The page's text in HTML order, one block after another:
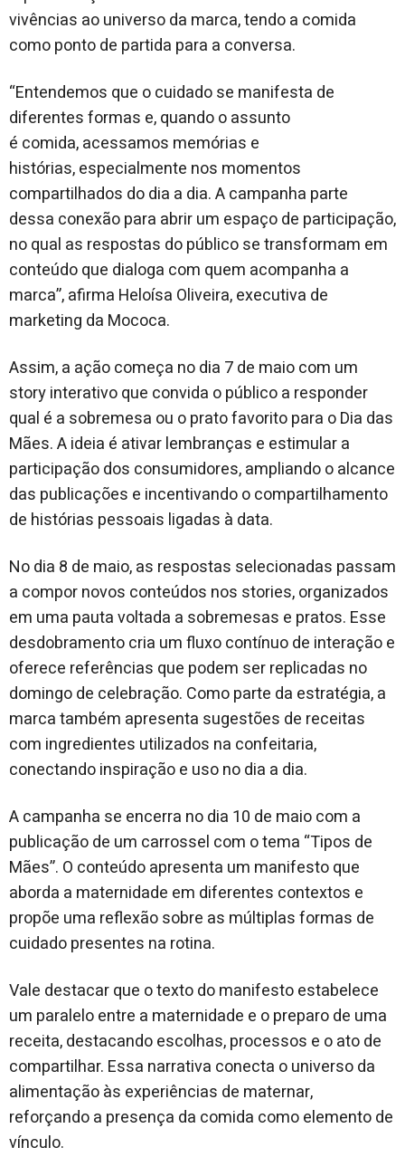
vivências ao universo da marca, tendo a comida
como ponto de partida para a conversa.
“Entendemos que o cuidado se manifesta de
diferentes formas e, quando o assunto
é comida, acessamos memórias e
histórias, especialmente nos momentos
compartilhados do dia a dia. A campanha parte
dessa conexão para abrir um espaço de participação,
no qual as respostas do público se transformam em
conteúdo que dialoga com quem acompanha a
marca”, afirma Heloísa Oliveira, executiva de
marketing da Mococa.
Assim, a ação começa no dia 7 de maio com um
story interativo que convida o público a responder
qual é a sobremesa ou o prato favorito para o Dia das
Mães. A ideia é ativar lembranças e estimular a
participação dos consumidores, ampliando o alcance
das publicações e incentivando o compartilhamento
de histórias pessoais ligadas à data.
No dia 8 de maio, as respostas selecionadas passam
a compor novos conteúdos nos stories, organizados
em uma pauta voltada a sobremesas e pratos. Esse
desdobramento cria um fluxo contínuo de interação e
oferece referências que podem ser replicadas no
domingo de celebração. Como parte da estratégia, a
marca também apresenta sugestões de receitas
com ingredientes utilizados na confeitaria,
conectando inspiração e uso no dia a dia.
A campanha se encerra no dia 10 de maio com a
publicação de um carrossel com o tema “Tipos de
Mães”. O conteúdo apresenta um manifesto que
aborda a maternidade em diferentes contextos e
propõe uma reflexão sobre as múltiplas formas de
cuidado presentes na rotina.
Vale destacar que o texto do manifesto estabelece
um paralelo entre a maternidade e o preparo de uma
receita, destacando escolhas, processos e o ato de
compartilhar. Essa narrativa conecta o universo da
alimentação às experiências de maternar,
reforçando a presença da comida como elemento de
vínculo.